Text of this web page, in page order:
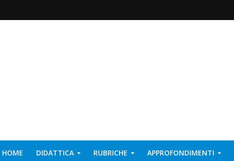
HOME DIDATTICA RUBRICHE APPROFONDIMENTI